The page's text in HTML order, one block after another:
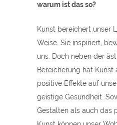
warum ist das so?
Kunst bereichert unser
Weise. Sie inspiriert,
uns. Doch neben der
Bereicherung hat Kunst
positive Effekte auf
geistige Gesundheit.
Gestalten als auch das